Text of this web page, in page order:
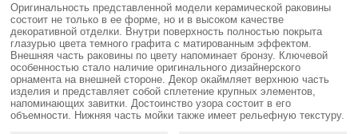
Оригинальность представленной модели керамической раковины
состоит не только в ее форме, но и в высоком качестве
декоративной отделки. Внутри поверхность полностью покрыта
глазурью цвета темного графита с матированным эффектом.
Внешняя часть раковины по цвету напоминает бронзу. Ключевой
особенностью стало наличие оригинального дизайнерского
орнамента на внешней стороне. Декор окаймляет верхнюю часть
изделия и представляет собой сплетение крупных элементов,
напоминающих завитки. Достоинство узора состоит в его
объемности. Нижняя часть мойки также имеет рельефную текстуру.